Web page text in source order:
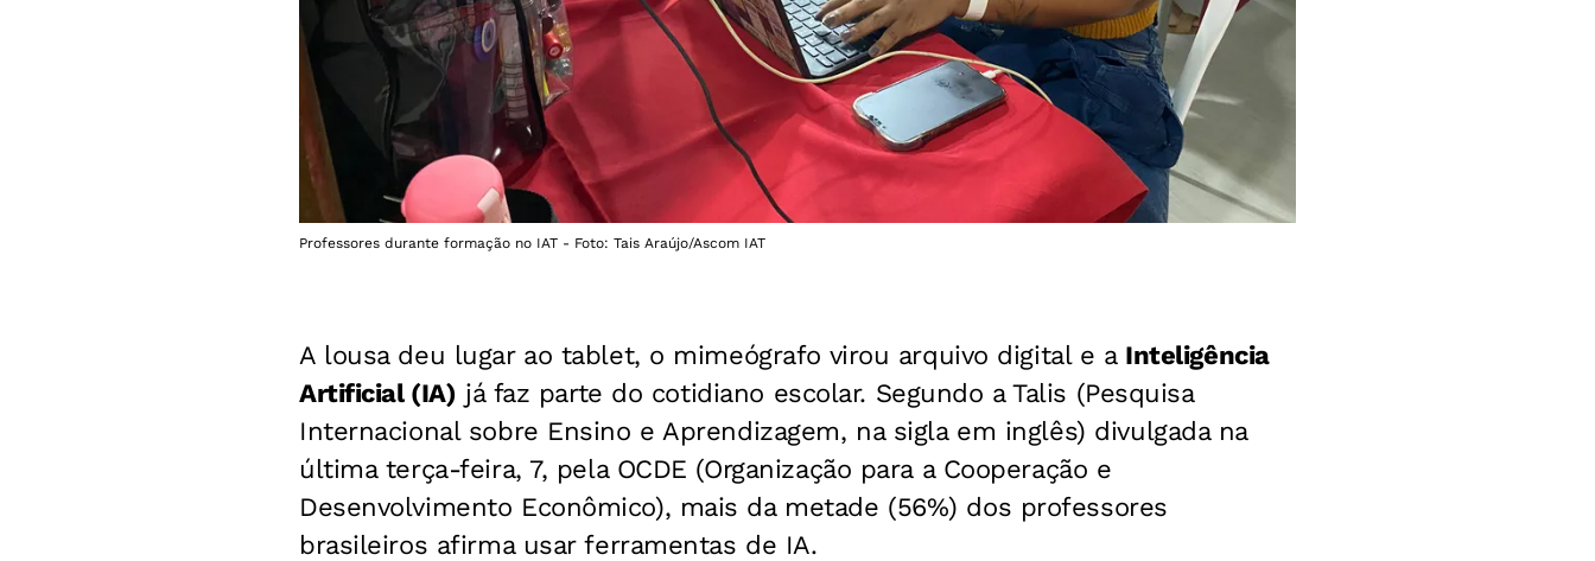
Professores durante formação no IAT - Foto: Tais Araújo/Ascom IAT
A lousa deu lugar ao tablet, o mimeógrafo virou arquivo digital e a Inteligência
Artificial (IA) já faz parte do cotidiano escolar. Segundo a Talis (Pesquisa
Internacional sobre Ensino e Aprendizagem, na sigla em inglês) divulgada na
última terça-feira, 7, pela OCDE (Organização para a Cooperação e
Desenvolvimento Econômico), mais da metade (56%) dos professores
brasileiros afirma usar ferramentas de IA.